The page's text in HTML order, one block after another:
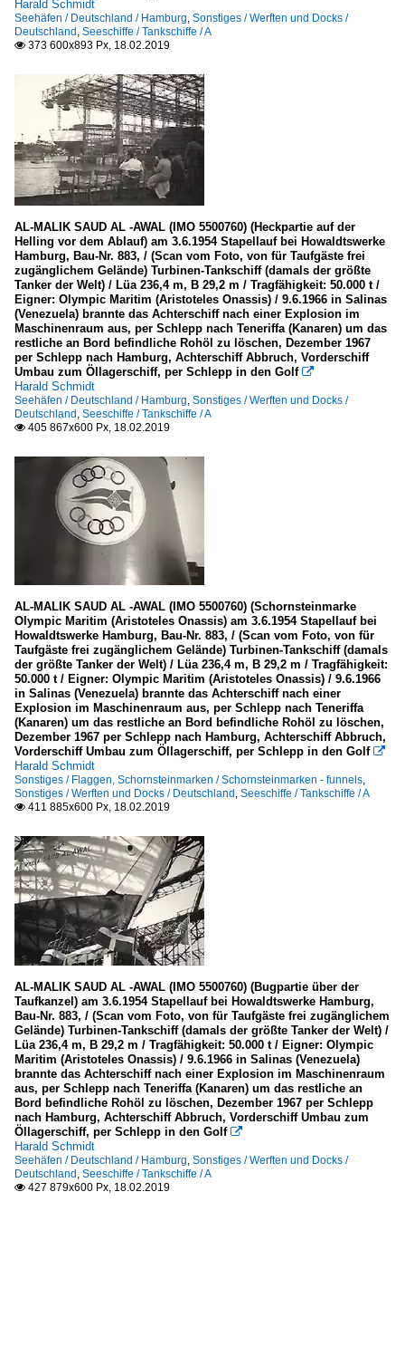
Harald Schmidt
Seehäfen / Deutschland / Hamburg Sonstiges / Werften und Docks /
Deutschland Seeschiffe / Tankschiffe / A
 373 600x893 Px, 18.02.2019
AL-MALIK SAUD AL -AWAL (IMO 5500760) (Heckpartie auf der
Helling vor dem Ablauf) am 3.6.1954 Stapellauf bei Howaldtswerke
Hamburg, Bau-Nr. 883, / (Scan vom Foto, von für Taufgäste frei
zugänglichem Gelände) Turbinen-Tankschiff (damals der größte
Tanker der Welt) / Lüa 236,4 m, B 29,2 m / Tragfähigkeit: 50.000 t /
Eigner: Olympic Maritim (Aristoteles Onassis) / 9.6.1966 in Salinas
(Venezuela) brannte das Achterschiff nach einer Explosion im
Maschinenraum aus, per Schlepp nach Teneriffa (Kanaren) um das
restliche an Bord befindliche Rohöl zu löschen, Dezember 1967
per Schlepp nach Hamburg, Achterschiff Abbruch, Vorderschiff
Umbau zum Öllagerschiff, per Schlepp in den Golf 
Harald Schmidt
Seehäfen / Deutschland / Hamburg Sonstiges / Werften und Docks /
Deutschland Seeschiffe / Tankschiffe / A
 405 867x600 Px, 18.02.2019
AL-MALIK SAUD AL -AWAL (IMO 5500760) (Schornsteinmarke
Olympic Maritim (Aristoteles Onassis) am 3.6.1954 Stapellauf bei
Howaldtswerke Hamburg, Bau-Nr. 883, / (Scan vom Foto, von für
Taufgäste frei zugänglichem Gelände) Turbinen-Tankschiff (damals
der größte Tanker der Welt) / Lüa 236,4 m, B 29,2 m / Tragfähigkeit:
50.000 t / Eigner: Olympic Maritim (Aristoteles Onassis) / 9.6.1966
in Salinas (Venezuela) brannte das Achterschiff nach einer
Explosion im Maschinenraum aus, per Schlepp nach Teneriffa
(Kanaren) um das restliche an Bord befindliche Rohöl zu löschen,
Dezember 1967 per Schlepp nach Hamburg, Achterschiff Abbruch,
Vorderschiff Umbau zum Öllagerschiff, per Schlepp in den Golf 
Harald Schmidt
Sonstiges / Flaggen, Schornsteinmarken / Schornsteinmarken - funnels
Sonstiges / Werften und Docks / Deutschland Seeschiffe / Tankschiffe / A
 411 885x600 Px, 18.02.2019
AL-MALIK SAUD AL -AWAL (IMO 5500760) (Bugpartie über der
Taufkanzel) am 3.6.1954 Stapellauf bei Howaldtswerke Hamburg,
Bau-Nr. 883, / (Scan vom Foto, von für Taufgäste frei zugänglichem
Gelände) Turbinen-Tankschiff (damals der größte Tanker der Welt) /
Lüa 236,4 m, B 29,2 m / Tragfähigkeit: 50.000 t / Eigner: Olympic
Maritim (Aristoteles Onassis) / 9.6.1966 in Salinas (Venezuela)
brannte das Achterschiff nach einer Explosion im Maschinenraum
aus, per Schlepp nach Teneriffa (Kanaren) um das restliche an
Bord befindliche Rohöl zu löschen, Dezember 1967 per Schlepp
nach Hamburg, Achterschiff Abbruch, Vorderschiff Umbau zum
Öllagerschiff, per Schlepp in den Golf 
Harald Schmidt
Seehäfen / Deutschland / Hamburg Sonstiges / Werften und Docks /
Deutschland Seeschiffe / Tankschiffe / A
 427 879x600 Px, 18.02.2019